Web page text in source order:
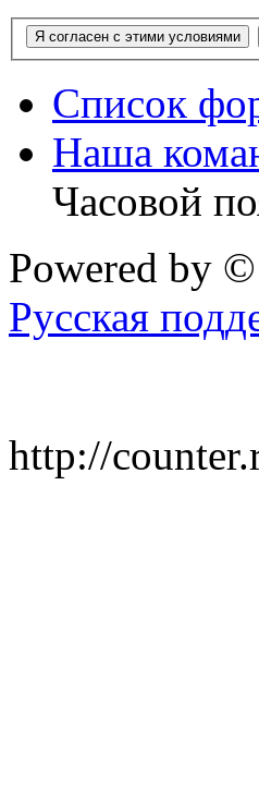
Список
Наша
Часовой
Powered by ©
Русская
http://